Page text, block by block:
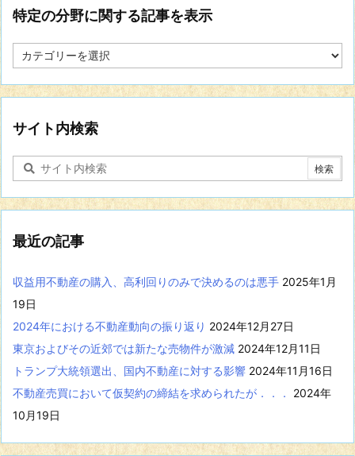
特定の分野に関する記事を表示
定
分
に
関
す
記
事
を
示
サイト内検索
最近の記事
収益用不動産の購入、高利回りのみで決めるのは悪手 2025年1月
19日
2024年における不動産動向の振り返り 2024年12月27日
東京およびその近郊では新たな売物件が激減 2024年12月11日
トランプ大統領選出、国内不動産に対する影響 2024年11月16日
不動産売買において仮契約の締結を求められたが．．．
2024年
10月19日